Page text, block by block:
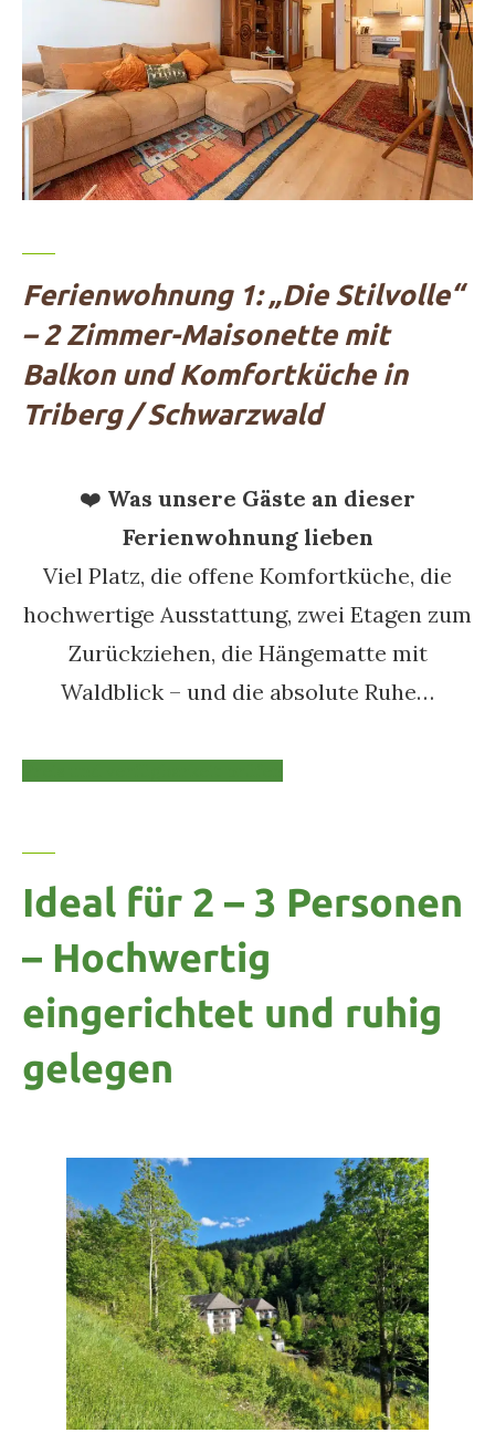
Ferienwohnung 1: „Die Stilvolle“
– 2 Zimmer-Maisonette mit
Balkon und Komfortküche in
Triberg / Schwarzwald
❤️ Was unsere Gäste an dieser
Ferienwohnung lieben
Viel Platz, die offene Komfortküche, die
hochwertige Ausstattung, zwei Etagen zum
Zurückziehen, die Hängematte mit
Waldblick – und die absolute Ruhe…
Ideal für 2 – 3 Personen
– Hochwertig
eingerichtet und ruhig
gelegen